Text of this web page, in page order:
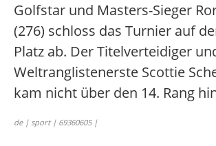
Golfstar und Masters-Sieger
(276) schloss das Turnier auf
Platz ab. Der Titelverteidiger
Weltranglistenerste Scottie
kam nicht über den 14. Rang
de | sport | 69360605 |